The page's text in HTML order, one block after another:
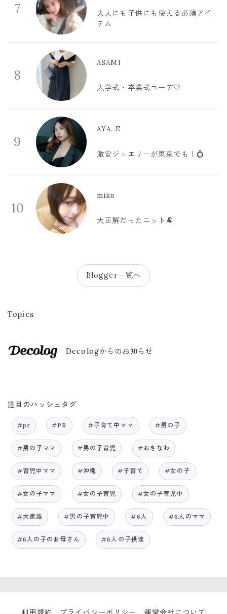
7
大人にも子供にも使える必須アイ
テム
8
ASAMI
入学式・卒業式コーデ🤍
9
AYA..E
激安ジュエリーが東京でも！💍
10
miku
大正解だったニット🐏
Blogger一覧へ
Topics
Decologからのお知らせ
注目のハッシュタグ
#pr #PR #子育て中ママ #男の子
#男の子ママ #男の子育児 #おきなわ
#育児中ママ #沖縄 #子育て #女の子
#女の子ママ #女の子育児 #女の子育児中
#大家族 #男の子育児中 #6人 #6人のママ
#6人の子のお母さん #6人の子供達